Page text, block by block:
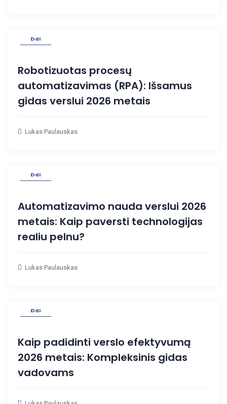
Bal
Robotizuotas procesų
automatizavimas (RPA): Išsamus
gidas verslui 2026 metais
Lukas Paulauskas
Bal
Automatizavimo nauda verslui 2026
metais: Kaip paversti technologijas
realiu pelnu?
Lukas Paulauskas
Bal
Kaip padidinti verslo efektyvumą
2026 metais: Kompleksinis gidas
vadovams